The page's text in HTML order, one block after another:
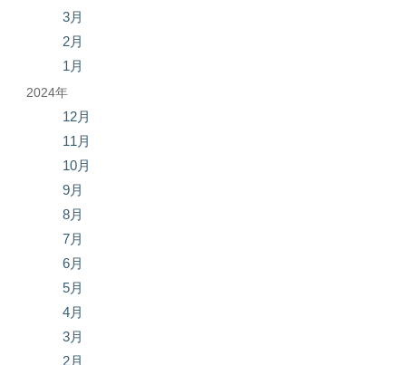
3月
2月
1月
2024年
12月
11月
10月
9月
8月
7月
6月
5月
4月
3月
2月